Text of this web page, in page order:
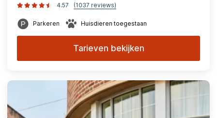
4.57
(1037 reviews)
Parkeren Huisdieren toegestaan
Tarieven bekijken